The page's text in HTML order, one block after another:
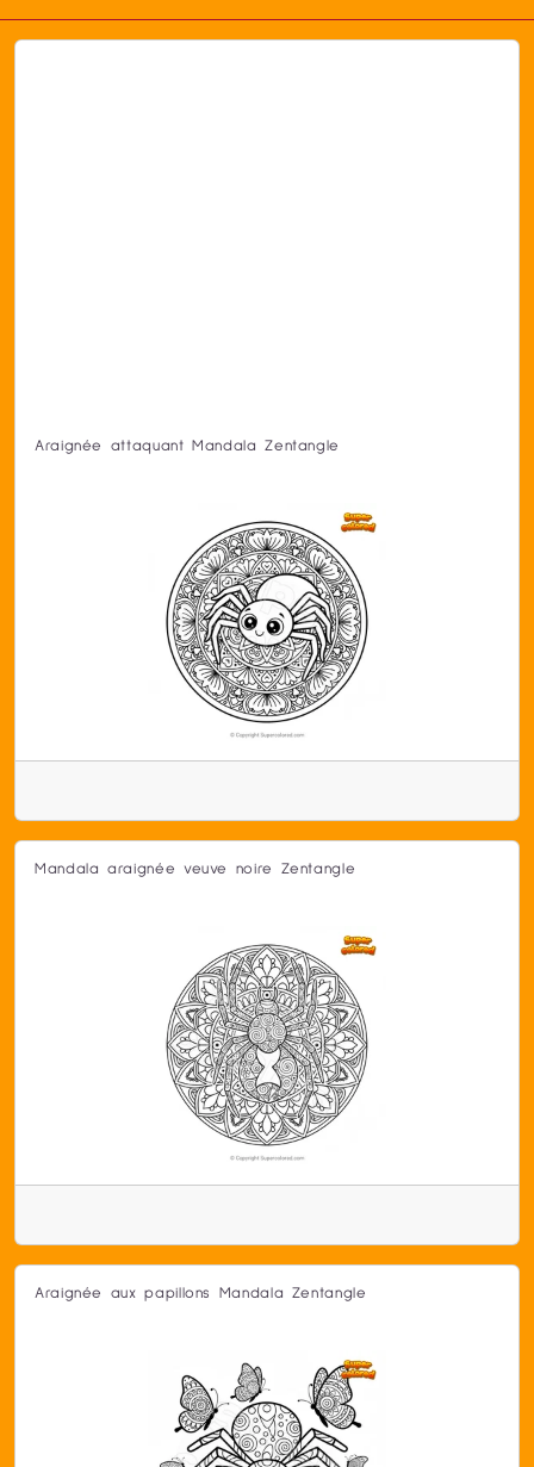
Araignée attaquant Mandala Zentangle
Mandala araignée veuve noire Zentangle
Araignée aux papillons Mandala Zentangle